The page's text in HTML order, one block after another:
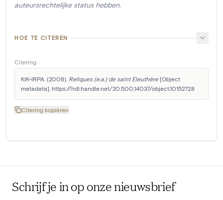
auteursrechtelijke status hebben.
HOE TE CITEREN
Citering
KIK-IRPA. (2008). Reliques (e.a.) de saint Eleuthère [Object
metadata]. https://hdl.handle.net/20.500.14037/object.10152728
Citering kopiëren
Schrijf je in op onze nieuwsbrief